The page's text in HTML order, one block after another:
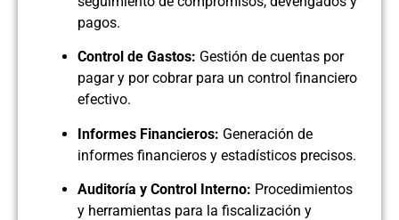
pagos.
Control de Gastos: Gestión de cuentas por
pagar y por cobrar para un control financiero
efectivo.
Informes Financieros: Generación de
informes financieros y estadísticos precisos.
Auditoría y Control Interno: Procedimientos
y herramientas para la fiscalización y